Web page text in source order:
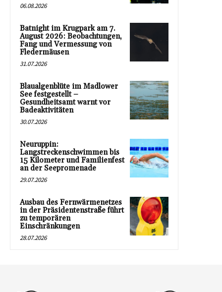
06.08.2026
Batnight im Krugpark am 7.
August 2026: Beobachtungen,
Fang und Vermessung von
Fledermäusen
31.07.2026
Blaualgenblüte im Madlower
See festgestellt –
Gesundheitsamt warnt vor
Badeaktivitäten
30.07.2026
Neuruppin:
Langstreckenschwimmen bis
15 Kilometer und Familienfest
an der Seepromenade
29.07.2026
Ausbau des Fernwärmenetzes
in der Präsidentenstraße führt
zu temporären
Einschränkungen
28.07.2026